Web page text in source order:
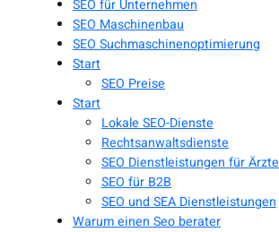
SEO für Unternehmen
SEO Maschinenbau
SEO Suchmaschinenoptimierung
Start
SEO Preise
Start
Lokale SEO-Dienste
Rechtsanwaltsdienste
SEO Dienstleistungen für Ärzte
SEO für B2B
SEO und SEA Dienstleistungen
Warum einen Seo berater